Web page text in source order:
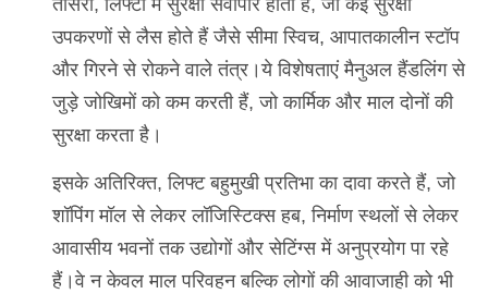
तीसरा, लिफ्टों में सुरक्षा सर्वोपरि होती है, जो कई सुरक्षा
उपकरणों से लैस होते हैं जैसे सीमा स्विच, आपातकालीन स्टॉप
और गिरने से रोकने वाले तंत्र।ये विशेषताएं मैनुअल हैंडलिंग से
जुड़े जोखिमों को कम करती हैं, जो कार्मिक और माल दोनों की
सुरक्षा करता है।
इसके अतिरिक्त, लिफ्ट बहुमुखी प्रतिभा का दावा करते हैं, जो
शॉपिंग मॉल से लेकर लॉजिस्टिक्स हब, निर्माण स्थलों से लेकर
आवासीय भवनों तक उद्योगों और सेटिंग्स में अनुप्रयोग पा रहे
हैं।वे न केवल माल परिवहन बल्कि लोगों की आवाजाही को भी